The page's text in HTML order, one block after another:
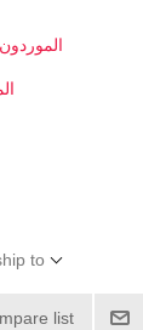
to
list